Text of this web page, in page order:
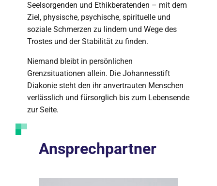
Seelsorgenden und Ethikberatenden – mit dem
Ziel, physische, psychische, spirituelle und
soziale Schmerzen zu lindern und Wege des
Trostes und der Stabilität zu finden.
Niemand bleibt in persönlichen
Grenzsituationen allein. Die Johannesstift
Diakonie steht den ihr anvertrauten Menschen
verlässlich und fürsorglich bis zum Lebensende
zur Seite.
Ansprechpartner